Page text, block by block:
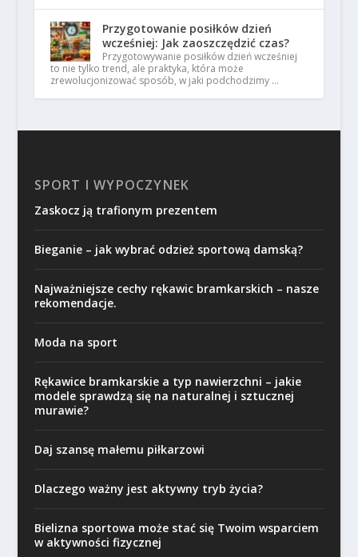
Przygotowanie posiłków dzień
wcześniej: Jak zaoszczędzić czas?
Przygotowywanie posiłków dzień wcześniej
to nie tylko trend, ale praktyka, która może
zrewolucjonizować sposób, w jaki podchodzimy …
SPORT I WYPOCZYNEK
Zaskocz ją trafionym prezentem
Bieganie – jak wybrać odzież sportową damską?
Najważniejsze cechy rękawic bramkarskich – nasze
rekomendacje.
Moda na sport
Rękawice bramkarskie a typ nawierzchni – jakie
modele sprawdzą się na naturalnej i sztucznej
murawie?
Daj szansę małemu piłkarzowi
Dlaczego ważny jest aktywny tryb życia?
Bielizna sportowa może stać się Twoim wsparciem
w aktywności fizycznej